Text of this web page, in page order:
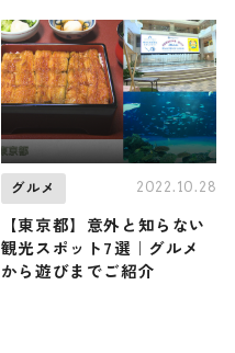
グルメ 2022.10.28
【東京都】意外と知らない
観光スポット7選｜グルメ
から遊びまでご紹介